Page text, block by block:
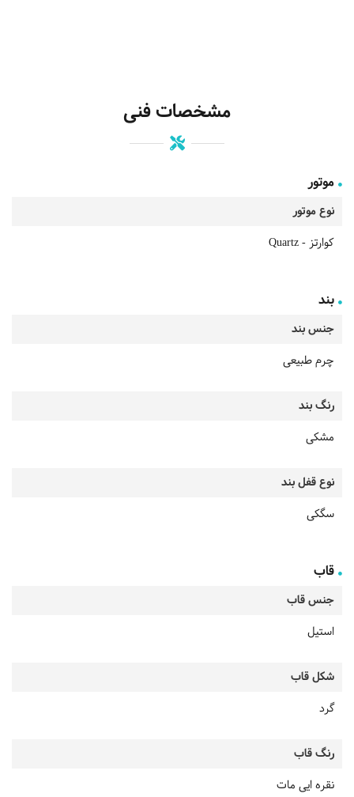
مشخصات فنی
موتور
نوع موتور
کوارتز - Quartz
بند
جنس بند
چرم طبیعی
رنگ بند
مشکی
نوع قفل بند
سگکی
قاب
جنس قاب
استیل
شکل قاب
گرد
رنگ قاب
نقره ایی مات